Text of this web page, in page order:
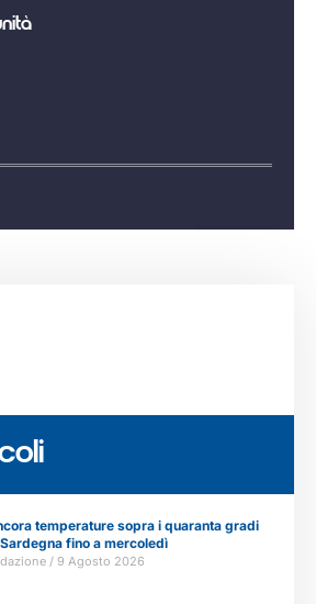
temperature sopra i quaranta gradi
fino a mercoledì
9 Agosto 2026